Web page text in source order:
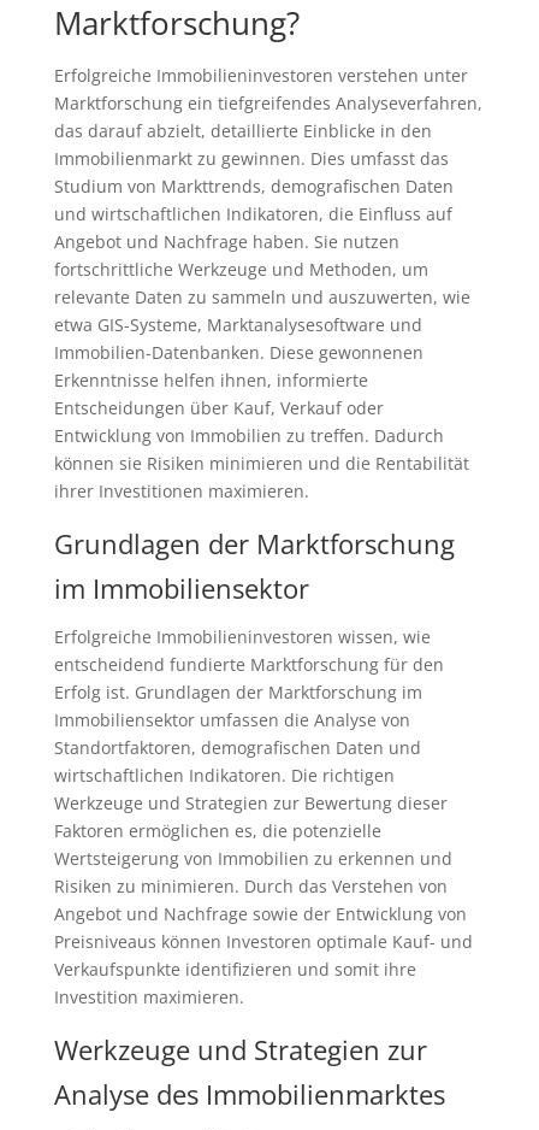
Marktforschung?
Erfolgreiche Immobilieninvestoren verstehen unter
Marktforschung ein tiefgreifendes Analyseverfahren,
das darauf abzielt, detaillierte Einblicke in den
Immobilienmarkt zu gewinnen. Dies umfasst das
Studium von Markttrends, demografischen Daten
und wirtschaftlichen Indikatoren, die Einfluss auf
Angebot und Nachfrage haben. Sie nutzen
fortschrittliche Werkzeuge und Methoden, um
relevante Daten zu sammeln und auszuwerten, wie
etwa GIS-Systeme, Marktanalysesoftware und
Immobilien-Datenbanken. Diese gewonnenen
Erkenntnisse helfen ihnen, informierte
Entscheidungen über Kauf, Verkauf oder
Entwicklung von Immobilien zu treffen. Dadurch
können sie Risiken minimieren und die Rentabilität
ihrer Investitionen maximieren.
Grundlagen der Marktforschung
im Immobiliensektor
Erfolgreiche Immobilieninvestoren wissen, wie
entscheidend fundierte Marktforschung für den
Erfolg ist. Grundlagen der Marktforschung im
Immobiliensektor umfassen die Analyse von
Standortfaktoren, demografischen Daten und
wirtschaftlichen Indikatoren. Die richtigen
Werkzeuge und Strategien zur Bewertung dieser
Faktoren ermöglichen es, die potenzielle
Wertsteigerung von Immobilien zu erkennen und
Risiken zu minimieren. Durch das Verstehen von
Angebot und Nachfrage sowie der Entwicklung von
Preisniveaus können Investoren optimale Kauf- und
Verkaufspunkte identifizieren und somit ihre
Investition maximieren.
Werkzeuge und Strategien zur
Analyse des Immobilienmarktes